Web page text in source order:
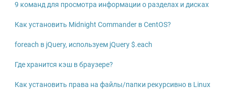
9 команд для просмотра информации о разделах и дисках
Как установить Midnight Commander в CentOS?
foreach в jQuery, используем jQuery $.each
Где хранится кэш в браузере?
Как установить права на файлы/папки рекурсивно в Linux